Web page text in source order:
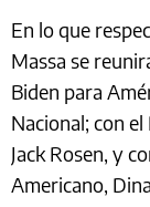
En lo que
Massa se
Biden para
Nacional; con
Jack Rosen, y
Americano,